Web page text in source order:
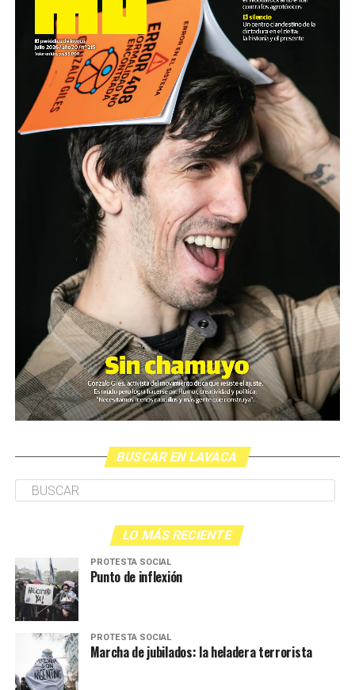
BUSCAR EN LAVACA
LO MÁS RECIENTE
PROTESTA SOCIAL
Punto de inflexión
PROTESTA SOCIAL
Marcha de jubilados: la heladera terrorista